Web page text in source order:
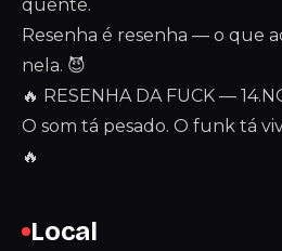
quente.
Resenha é resenha — o que
nela. 😈
🔥 RESENHA DA FUCK —
O som tá pesado. O funk tá
🔥
Local